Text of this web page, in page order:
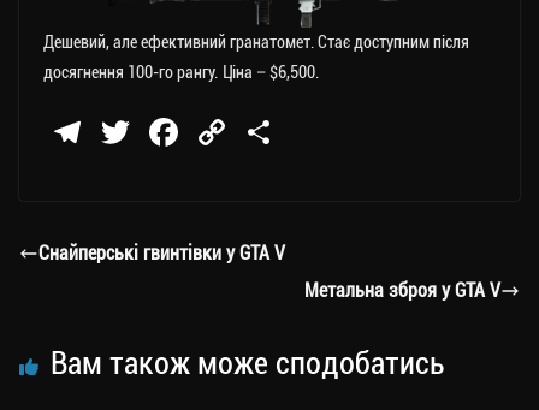
Дешевий, але ефективний гранатомет. Стає доступним після
досягнення 100-го рангу. Ціна – $6,500.
Te
a
T
er
Fa
ok
C
Li ли
ти
Снайперські гвинтівки у GTA V
Метальна зброя у GTA V
Вам також може сподобатись